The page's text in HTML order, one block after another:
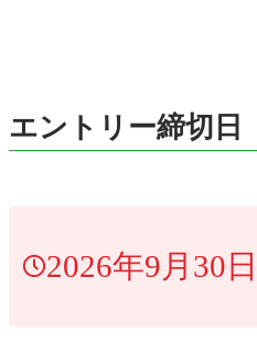
エントリー締切日
2026年9月30日